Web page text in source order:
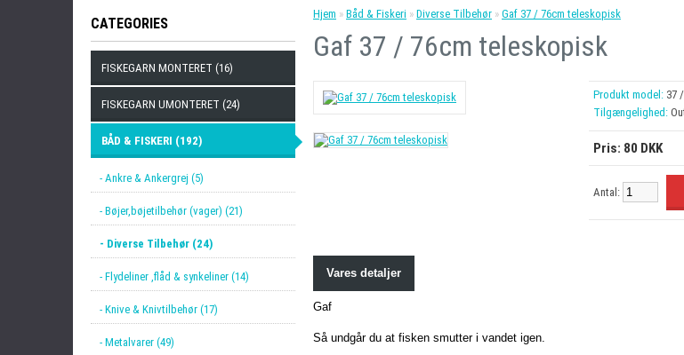
CATEGORIES
FISKEGARN MONTERET (16)
FISKEGARN UMONTERET (24)
BÅD & FISKERI (192)
- Ankre & Ankergrej (5)
- Bøjer,bøjetilbehør (vager) (21)
- Diverse Tilbehør (24)
- Flydeliner ,flåd & synkeliner (14)
- Knive & Knivtilbehør (17)
- Metalvarer (49)
Hjem » Båd & Fiskeri » Diverse Tilbehør » Gaf 37 / 76cm teleskopisk
Gaf 37 / 76cm teleskopisk
Produkt model: 37
Tilgængelighed:
Pris: 80 DKK
Antal:
Vares detaljer
Gaf
Så undgår du at fisken smutter i vandet igen.